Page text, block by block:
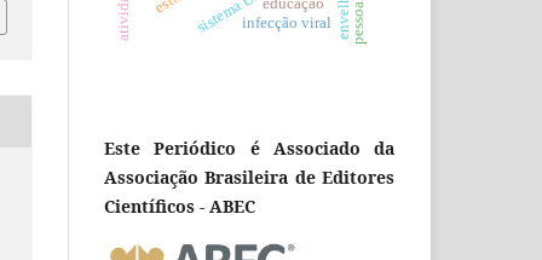
infecção viral
Este Periódico é Associado da
Associação Brasileira de Editores
Científicos - ABEC